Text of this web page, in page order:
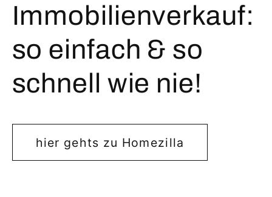
Immobilienverkauf:
so einfach & so
schnell wie nie!
hier gehts zu Homezilla